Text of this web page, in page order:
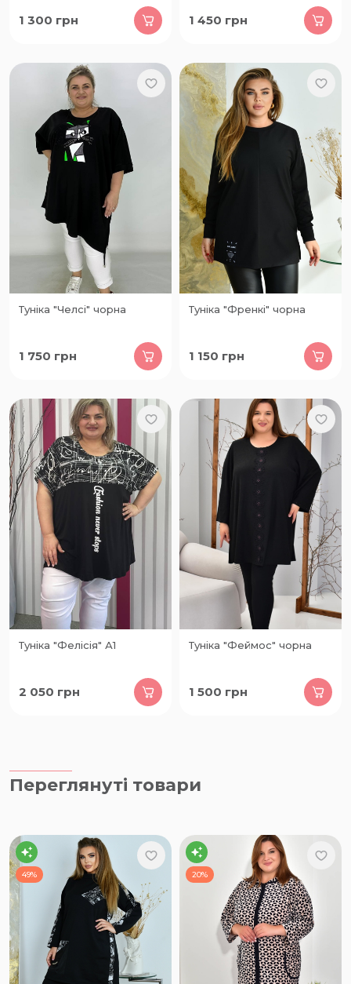
1 300 грн 1 450 грн
Туніка "Челсі" чорна
1 750 грн
Туніка "Френкі" чорна
1 150 грн
Туніка "Фелісія" А1
2 050 грн
Туніка "Феймос" чорна
1 500 грн
Переглянуті товари
49% 20%